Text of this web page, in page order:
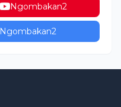
Ngombakan2
Ngombakan2